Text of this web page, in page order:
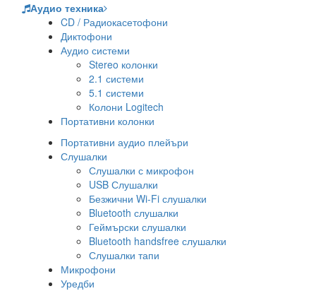
Аудио техника
CD / Радиокасетофони
Диктофони
Аудио системи
Stereo колонки
2.1 системи
5.1 системи
Колони Logitech
Портативни колонки
Портативни аудио плейъри
Слушалки
Слушалки с микрофон
USB Слушалки
Безжични Wi-Fi слушалки
Bluetooth слушалки
Геймърски слушалки
Bluetooth handsfree слушалки
Слушалки тапи
Микрофони
Уредби